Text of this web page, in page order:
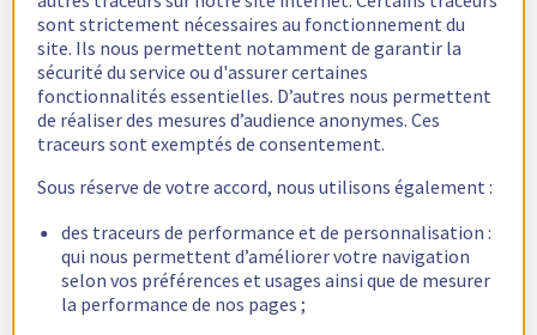
sont strictement nécessaires au fonctionnement du
site. Ils nous permettent notamment de garantir la
sécurité du service ou d'assurer certaines
fonctionnalités essentielles. D’autres nous permettent
de réaliser des mesures d’audience anonymes. Ces
traceurs sont exemptés de consentement.
Sous réserve de votre accord, nous utilisons également :
des traceurs de performance et de personnalisation :
qui nous permettent d’améliorer votre navigation
selon vos préférences et usages ainsi que de mesurer
la performance de nos pages ;